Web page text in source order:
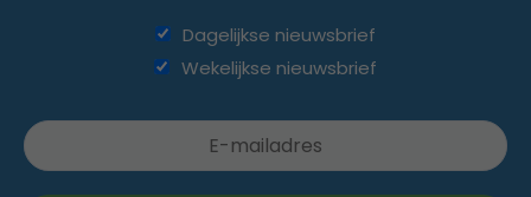
Dagelijkse nieuwsbrief
Wekelijkse nieuwsbrief